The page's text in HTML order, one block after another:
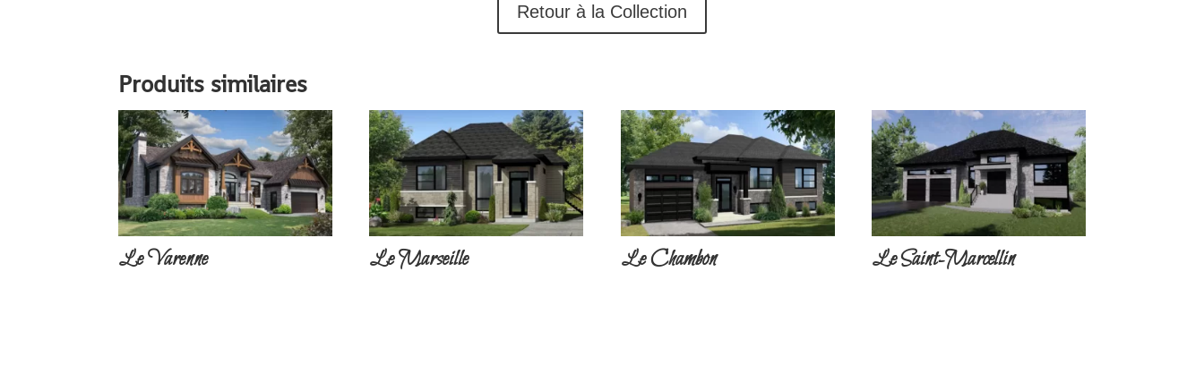
Retour à la Collection
Produits similaires
Le Varenne Le Marseille Le Chambon Le Saint-Marcellin